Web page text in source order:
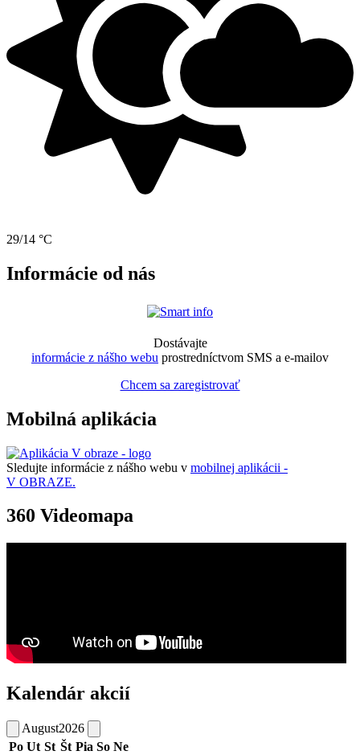
29/14 °C
Informácie od nás
Dostávajte
informácie z nášho webu prostredníctvom SMS a e-mailov
Chcem sa zaregistrovať
Mobilná aplikácia
Sledujte informácie z nášho webu v mobilnej aplikácii -
V OBRAZE.
360 Videomapa
Kalendár akcií
August2026
Po Ut St Št Pia So Ne